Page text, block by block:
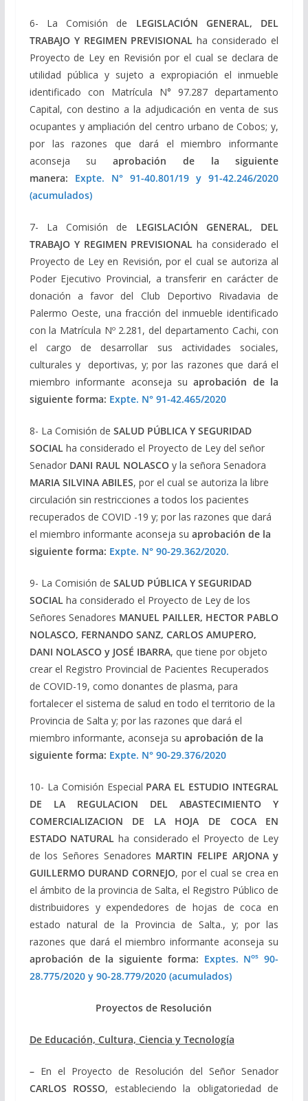
6- La Comisión de LEGISLACIÓN GENERAL, DEL
TRABAJO Y REGIMEN PREVISIONAL ha considerado el
Proyecto de Ley en Revisión por el cual se declara de
utilidad pública y sujeto a expropiación el inmueble
identificado con Matrícula N° 97.287 departamento
Capital, con destino a la adjudicación en venta de sus
ocupantes y ampliación del centro urbano de Cobos; y,
por las razones que dará el miembro informante
aconseja su aprobación de la siguiente
manera: Expte. N° 91-40.801/19 y 91-42.246/2020
(acumulados)
7- La Comisión de LEGISLACIÓN GENERAL, DEL
TRABAJO Y REGIMEN PREVISIONAL ha considerado el
Proyecto de Ley en Revisión, por el cual se autoriza al
Poder Ejecutivo Provincial, a transferir en carácter de
donación a favor del Club Deportivo Rivadavia de
Palermo Oeste, una fracción del inmueble identificado
con la Matrícula Nº 2.281, del departamento Cachi, con
el cargo de desarrollar sus actividades sociales,
culturales y deportivas, y; por las razones que dará el
miembro informante aconseja suaprobación de la
siguiente forma: Expte. N° 91-42.465/2020
8- La Comisión de SALUD PÚBLICA Y SEGURIDAD
SOCIALha considerado el Proyecto de Ley del señor
Senador DANI RAUL NOLASCOy la señora Senadora
MARIA SILVINA ABILES, por el cual se autoriza la libre
circulación sin restricciones a todos los pacientes
recuperados de COVID -19 y; por las razones que dará
el miembro informante aconseja su aprobación de la
siguiente forma: Expte. N° 90-29.362/2020.
9- La Comisión de SALUD PÚBLICA Y SEGURIDAD
SOCIALha considerado el Proyecto de Ley de los
Señores Senadores MANUEL PAILLER, HECTOR PABLO
NOLASCO, FERNANDO SANZ, CARLOS AMUPERO,
DANI NOLASCO y JOSÉ IBARRA, que tiene por objeto
crear el Registro Provincial de Pacientes Recuperados
de COVID-19, como donantes de plasma, para
fortalecer el sistema de salud en todo el territorio de la
Provincia de Salta y; por las razones que dará el
miembro informante, aconseja su aprobación de la
siguiente forma: Expte. N° 90-29.376/2020
10- La Comisión Especial PARA EL ESTUDIO INTEGRAL
DE LA REGULACION DEL ABASTECIMIENTO Y
COMERCIALIZACION DE LA HOJA DE COCA EN
ESTADO NATURAL ha considerado el Proyecto de Ley
de los Señores Senadores MARTIN FELIPE ARJONA y
GUILLERMO DURAND CORNEJO, por el cual se crea en
el ámbito de la provincia de Salta, el Registro Público de
distribuidores y expendedores de hojas de coca en
estado natural de la Provincia de Salta., y; por las
razones que dará el miembro informante aconseja su
aprobación de la siguiente forma: Exptes. Nos 90-
28.775/2020 y 90-28.779/2020 (acumulados)
Proyectos de Resolución
De Educación, Cultura, Ciencia y Tecnología
– En el Proyecto de Resolución del Señor Senador
CARLOS ROSSO, estableciendo la obligatoriedad de